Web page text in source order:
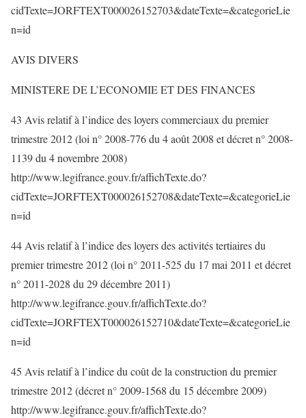
cidTexte=JORFTEXT000026152703&dateTexte=&categorieLie
n=id
AVIS DIVERS
MINISTERE DE L’ECONOMIE ET DES FINANCES
43 Avis relatif à l’indice des loyers commerciaux du premier
trimestre 2012 (loi n° 2008-776 du 4 août 2008 et décret n° 2008-
1139 du 4 novembre 2008)
http://www.legifrance.gouv.fr/affichTexte.do?
cidTexte=JORFTEXT000026152708&dateTexte=&categorieLie
n=id
44 Avis relatif à l’indice des loyers des activités tertiaires du
premier trimestre 2012 (loi n° 2011-525 du 17 mai 2011 et décret
n° 2011-2028 du 29 décembre 2011)
http://www.legifrance.gouv.fr/affichTexte.do?
cidTexte=JORFTEXT000026152710&dateTexte=&categorieLie
n=id
45 Avis relatif à l’indice du coût de la construction du premier
trimestre 2012 (décret n° 2009-1568 du 15 décembre 2009)
http://www.legifrance.gouv.fr/affichTexte.do?